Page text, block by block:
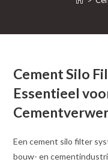
Cement Silo
Essentieel
Een cement silo filter
bouw- en